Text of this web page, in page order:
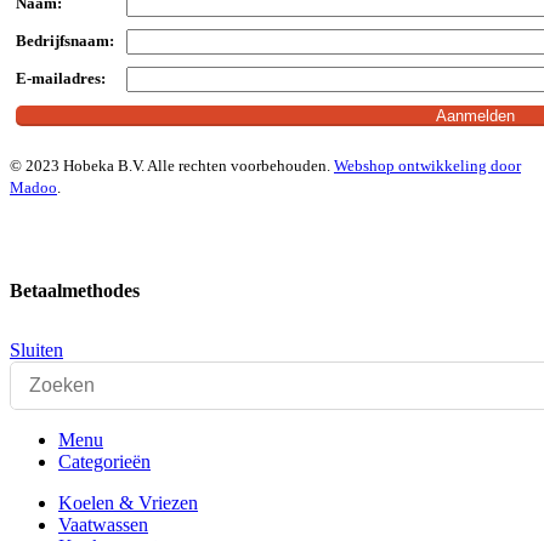
Bedrijfsnaam:
E-mailadres:
© 2023 Hobeka B.V. Alle rechten voorbehouden. Webshop ontwikkeling door
Madoo.
Betaalmethodes
Sluiten
Menu
Categorieën
Koelen & Vriezen
Vaatwassen